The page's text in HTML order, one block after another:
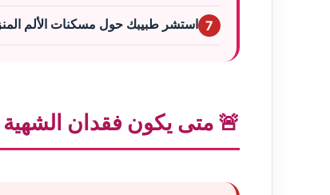
7 استشر طبيبك حول مسكنات الألم
🚨 متى يكون فقدان الشهية